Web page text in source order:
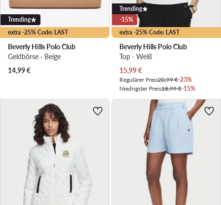
extra -25% Code: LAST
Trending
Beverly Hills Polo Club
Geldbörse · Beige
14,99€
extra -25% Code: LAST
Trending
-15%
Beverly Hills Polo Club
Top · Weiß
Aktueller Preis
15,99€
Regulärer Preis20,99 €-23%
Niedrigster Preis18,99 €-15%